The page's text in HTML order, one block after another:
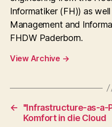
Informatiker (FH)) as
Management and
FHDW Paderborn.
View Archive →
←
"Infrastructure-as-a-
Komfort in die Cloud